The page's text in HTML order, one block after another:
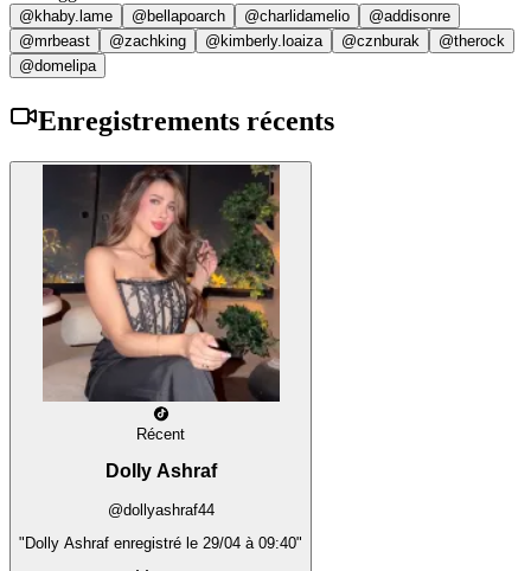
@khaby.lame @bellapoarch @charlidamelio
@addisonre
@mrbeast
@zachking @kimberly.loaiza @cznburak
@therock
@domelipa
Enregistrements récents
Récent
Dolly Ashraf
@dollyashraf44
"Dolly Ashraf enregistré le 29/04 à 09:40"